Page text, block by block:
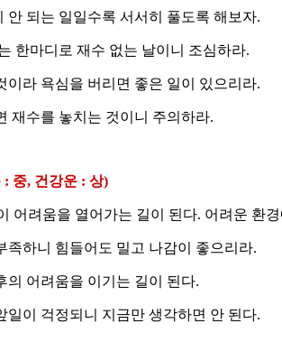
안 되는 일일수록 서서히 풀도록 해보자.
한마디로 재수 없는 날이니 조심하라.
이라 욕심을 버리면 좋은 일이 있으리라.
재수를 놓치는 것이니 주의하라.
중, 건강운 : 상)
어려움을 열어가는 길이 된다. 어려운 환
족하니 힘들어도 밀고 나감이 좋으리라.
의 어려움을 이기는 길이 된다.
일이 걱정되니 지금만 생각하면 안 된다.